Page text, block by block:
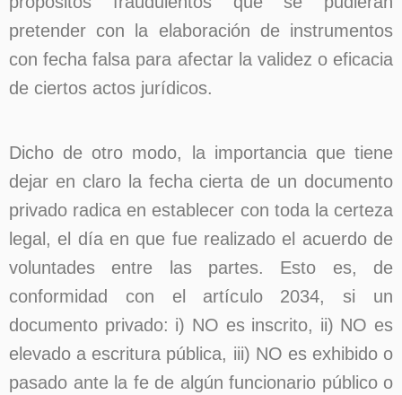
pretender con la elaboración de instrumentos
con fecha falsa para afectar la validez o eficacia
de ciertos actos jurídicos.
Dicho de otro modo, la importancia que tiene
dejar en claro la fecha cierta de un documento
privado radica en establecer con toda la certeza
legal, el día en que fue realizado el acuerdo de
voluntades entre las partes. Esto es, de
conformidad con el artículo 2034, si un
documento privado: i) NO es inscrito, ii) NO es
elevado a escritura pública, iii) NO es exhibido o
pasado ante la fe de algún funcionario público o